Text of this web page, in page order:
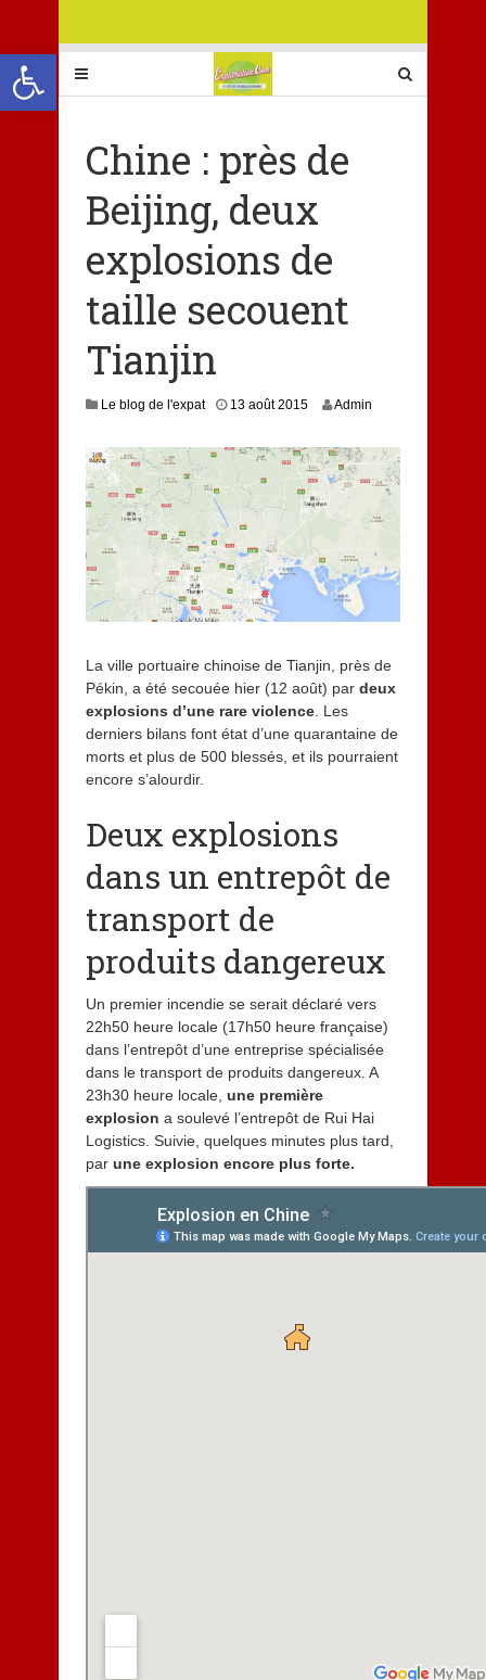
Ouvrir la barre d’outils
Chine : près de
Beijing, deux
explosions de
taille secouent
Tianjin
Le blog de l'expat 13 août 20151
o
û
t
2
1
5
Admin
La ville portuaire chinoise de Tianjin, près de
Pékin, a été secouée hier (12 août) par deux
explosions d’une rare violence. Les
derniers bilans font état d’une quarantaine de
morts et plus de 500 blessés, et ils pourraient
encore s’alourdir.
Deux explosions
dans un entrepôt de
transport de
produits dangereux
Un premier incendie se serait déclaré vers
22h50 heure locale (17h50 heure française)
dans l’entrepôt d’une entreprise spécialisée
dans le transport de produits dangereux. A
23h30 heure locale, une première
explosion a soulevé l’entrepôt de Rui Hai
Logistics. Suivie, quelques minutes plus tard,
par une explosion encore plus forte.